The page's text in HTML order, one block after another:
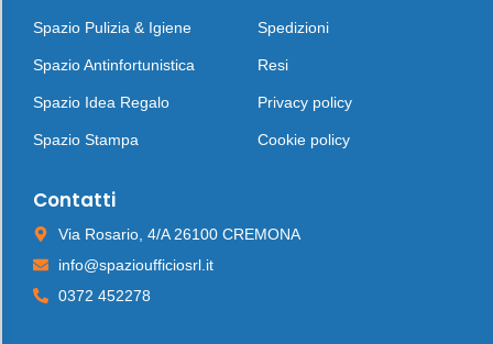
Spazio Pulizia & Igiene
Spazio Antinfortunistica
Spazio Idea Regalo
Spazio Stampa
Spedizioni
Resi
Privacy policy
Cookie policy
Contatti
Via Rosario, 4/A 26100 CREMONA
info@spazioufficiosrl.it
0372 452278